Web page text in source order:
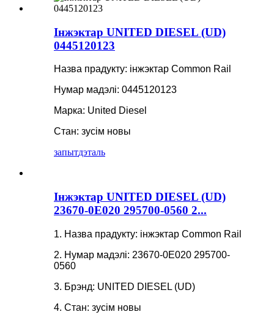
Інжэктар UNITED DIESEL (UD)
0445120123
Назва прадукту: інжэктар Common Rail
Нумар мадэлі: 0445120123
Марка: United Diesel
Стан: зусім новы
запытдэталь
Інжэктар UNITED DIESEL (UD)
23670-0E020 295700-0560 2...
1. Назва прадукту: інжэктар Common Rail
2. Нумар мадэлі: 23670-0E020 295700-
0560
3. Брэнд: UNITED DIESEL (UD)
4. Стан: зусім новы